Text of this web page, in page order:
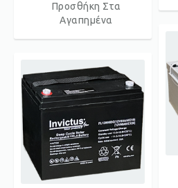
Προσθήκη Στα
Αγαπημένα